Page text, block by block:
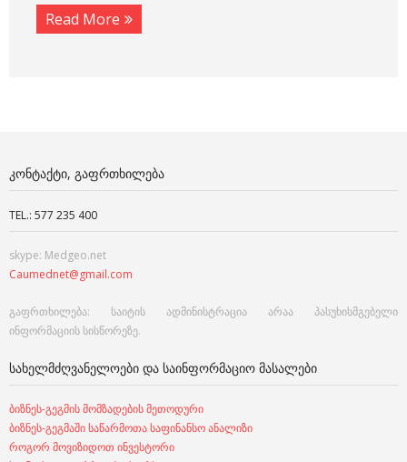
Read More
ᲙᲝᲜᲢᲐᲥᲢᲘ, ᲒᲐᲤᲠᲗᲮᲘᲚᲔᲑᲐ
TEL.: 577 235 400
skype: Medgeo.net
Caumednet@gmail.com
გაფრთხილება: საიტის ადმინისტრაცია არაა პასუხისმგებელი
ინფორმაციის სისწორეზე.
ᲡᲐᲮᲔᲚᲛᲫᲦᲕᲐᲜᲔᲚᲝᲔᲑᲘ ᲓᲐ ᲡᲐᲘᲜᲤᲝᲠᲛᲐᲪᲘᲝ ᲛᲐᲡᲐᲚᲔᲑᲘ
ბიზნეს-გეგმის მომზადების მეთოდური
ბიზნეს-გეგმაში საწარმოთა საფინანსო ანალიზი
როგორ მოვიზიდოთ ინვესტორი